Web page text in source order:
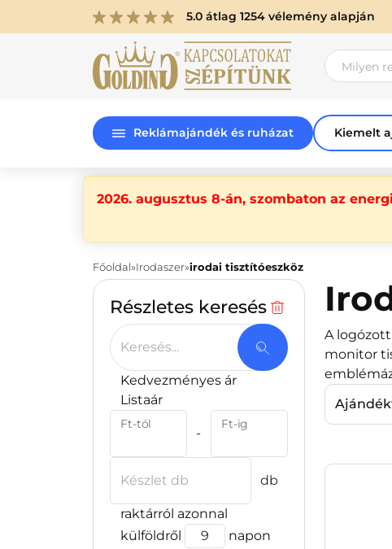
5.0 átlag 1254 vélemény alapján
Reklámajándék és ruházat Kiemelt
2026. augusztus 8-án, szombaton az
Főoldal Irodaszer irodai tisztítóeszköz
Részletes keresés
Keresés...
Kedvezményes ár
Listaár
Ft-tól
-
Ft-ig
Készlet db db
raktárról azonnal
külföldről
napon
A
monitor